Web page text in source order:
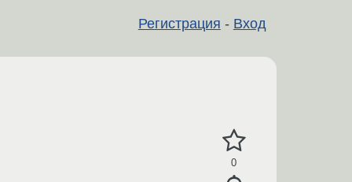
Регистрация - Вход
0